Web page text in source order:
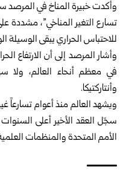
وأكدت خبيرة المناخ في
تسارع التغير المناخي”، مشددة
للاحتباس الحراري يبقى الوسيلة
وأشار المرصد إلى أن الارتفاع
في معظم أنحاء العالم، ولا
وأنتاركتيكا.
ويشهد العالم منذ أعوام تسارعاً
سجّل العقد الأخير أعلى السنوات
الأمم المتحدة والمنظمات